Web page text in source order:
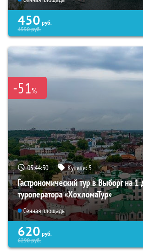
450 руб.
4550руб.
-51%
05:44:29 Купили:5
Гастрономический тур в Выборг на 1
туроператора «ХохломаТур»
Сенная площадь
620 руб.
6290руб.